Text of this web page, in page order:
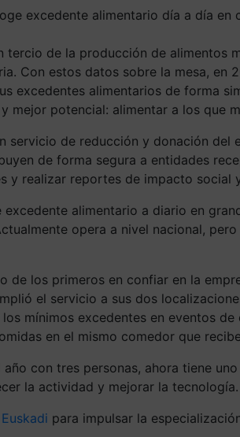
excedente alimentario día a día
de la producción de alimentos
Con estos datos sobre la mesa, en
excedentes alimentarios de forma
mejor potencial: alimentar a los que
servicio de reducción y donación del
de forma segura a entidades
y realizar reportes de impacto social
excedente alimentario a diario en
opera a nivel nacional,
de los primeros en confiar en la
el servicio a sus dos
mínimos excedentes en eventos
en el mismo comedor que
con tres personas, ahora tiene
la actividad y mejorar la tecnología.
para impulsar la